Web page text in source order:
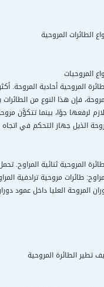
الطائرات المروحية
المروحيات
المروحية أحادية المروحة.
الذيل جهاز التحكم في
المروحية ثنائية
طائرات مروحية ترادفية
المروحة العليا داخل عمود
تطير الطائرة المروحية